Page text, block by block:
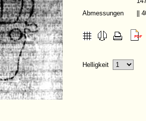
Abmessungen
||
Helligkeit